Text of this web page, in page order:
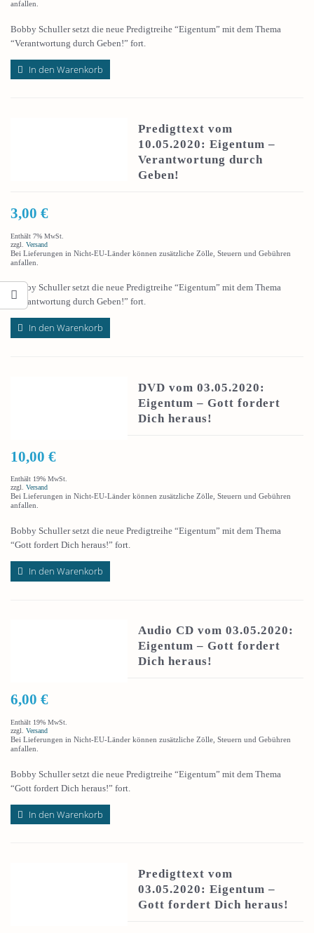
anfallen.
Bobby Schuller setzt die neue Predigtreihe “Eigentum” mit dem Thema
“Verantwortung durch Geben!” fort.
In den Warenkorb
Predigttext vom
10.05.2020: Eigentum –
Verantwortung durch
Geben!
3,00 €
Enthält 7% MwSt.
zzgl. Versand
Bei Lieferungen in Nicht-EU-Länder können zusätzliche Zölle, Steuern und Gebühren
anfallen.
Bobby Schuller setzt die neue Predigtreihe “Eigentum” mit dem Thema
“Verantwortung durch Geben!” fort.
In den Warenkorb
DVD vom 03.05.2020:
Eigentum – Gott fordert
Dich heraus!
10,00 €
Enthält 19% MwSt.
zzgl. Versand
Bei Lieferungen in Nicht-EU-Länder können zusätzliche Zölle, Steuern und Gebühren
anfallen.
Bobby Schuller setzt die neue Predigtreihe “Eigentum” mit dem Thema
“Gott fordert Dich heraus!” fort.
In den Warenkorb
Audio CD vom 03.05.2020:
Eigentum – Gott fordert
Dich heraus!
6,00 €
Enthält 19% MwSt.
zzgl. Versand
Bei Lieferungen in Nicht-EU-Länder können zusätzliche Zölle, Steuern und Gebühren
anfallen.
Bobby Schuller setzt die neue Predigtreihe “Eigentum” mit dem Thema
“Gott fordert Dich heraus!” fort.
In den Warenkorb
Predigttext vom
03.05.2020: Eigentum –
Gott fordert Dich heraus!